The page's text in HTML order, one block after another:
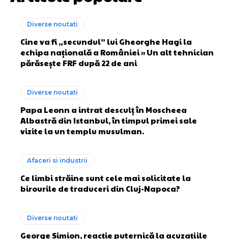
Diverse noutati
Cine va fi „secundul” lui Gheorghe Hagi la
echipa națională a României » Un alt tehnician
părăsește FRF după 22 de ani
Diverse noutati
Papa Leonn a intrat desculț în Moscheea
Albastră din Istanbul, în timpul primei sale
vizite la un templu musulman.
Afaceri si industrii
Ce limbi străine sunt cele mai solicitate la
birourile de traduceri din Cluj-Napoca?
Diverse noutati
George Simion, reacție puternică la acuzațiile